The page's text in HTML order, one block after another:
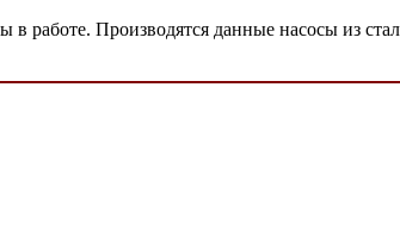
работе. Производятся данные насосы из